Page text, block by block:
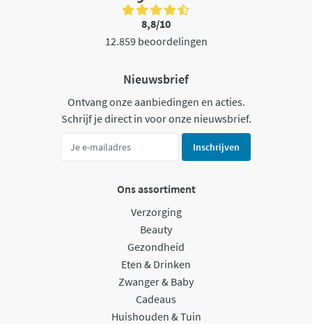
8,8/10
12.859 beoordelingen
Nieuwsbrief
Ontvang onze aanbiedingen en acties.
Schrijf je direct in voor onze nieuwsbrief.
Inschrijven
Ons assortiment
Verzorging
Beauty
Gezondheid
Eten & Drinken
Zwanger & Baby
Cadeaus
Huishouden & Tuin